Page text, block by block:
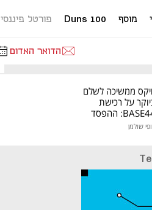
מוסף Duns 100 פורטל פיננסי
הדואר האדום
ממשיכה לשלם
על רכישת
BASE44: ההפסד
שולמן